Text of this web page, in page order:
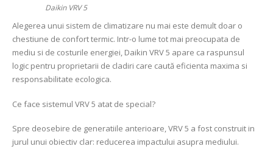
Daikin VRV 5
Alegerea unui sistem de climatizare nu mai este demult doar o
chestiune de confort termic. Intr-o lume tot mai preocupata de
mediu si de costurile energiei, Daikin VRV 5 apare ca raspunsul
logic pentru proprietarii de cladiri care caută eficienta maxima si
responsabilitate ecologica.
Ce face sistemul VRV 5 atat de special?
Spre deosebire de generatiile anterioare, VRV 5 a fost construit in
jurul unui obiectiv clar: reducerea impactului asupra mediului.